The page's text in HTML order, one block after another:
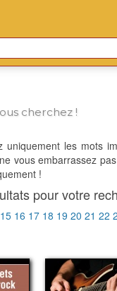
cherchez !
uniquement les mots
vous embarrassez
!
pour votre
15 16 17 18 19 20 21 22